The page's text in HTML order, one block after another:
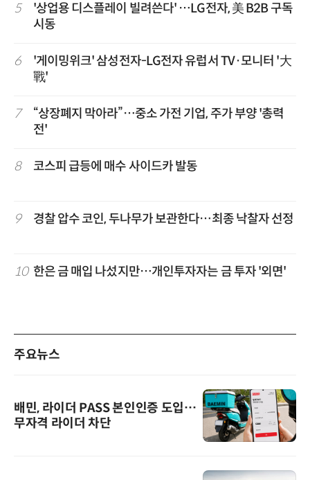
5
'상업용 디스플레이 빌려쓴다' …LG전자, 美 B2B 구독
시동
6
'게이밍위크' 삼성전자-LG전자 유럽서 TV·모니터 '大
戰'
7
“상장폐지 막아라”…중소 가전 기업, 주가 부양 '총력
전'
8 코스피 급등에 매수 사이드카 발동
9 경찰 압수 코인, 두나무가 보관한다…최종 낙찰자 선정
10 한은 금 매입 나섰지만…개인투자자는 금 투자 '외면'
주요뉴스
배민, 라이더 PASS 본인인증 도입…
무자격 라이더 차단